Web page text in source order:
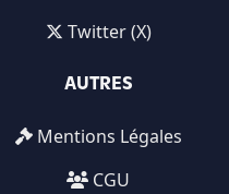
Twitter (X)
AUTRES
Mentions Légales
CGU